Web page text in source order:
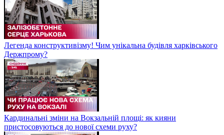
Легенда конструктивізму! Чим унікальна будівля харківського
Держпрому?
Кардинальні зміни на Вокзальній площі: як кияни
пристосовуються до нової схеми руху?